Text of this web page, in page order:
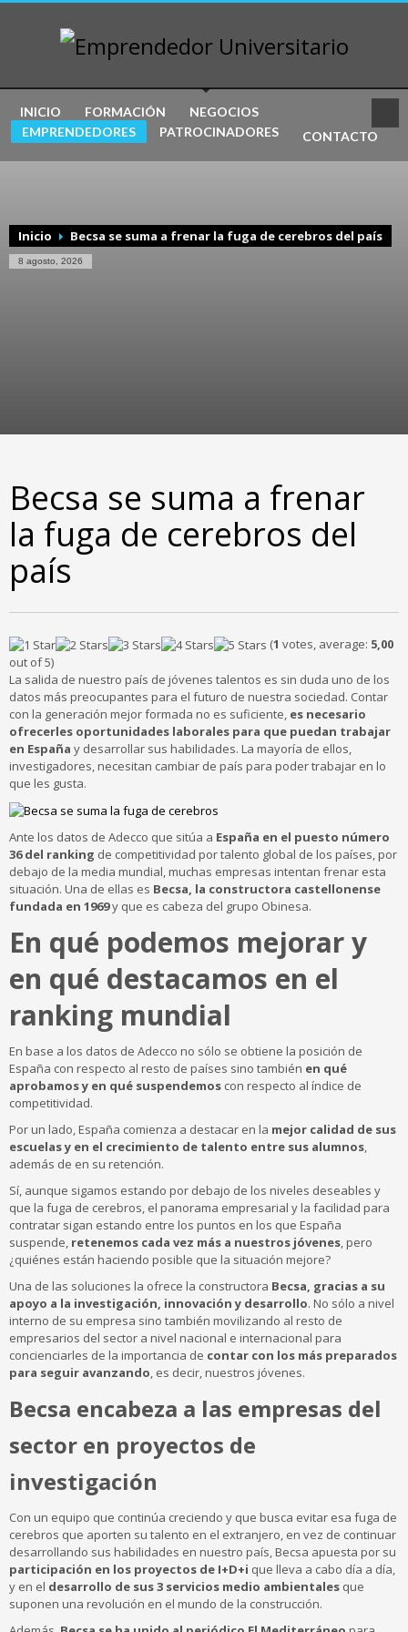
INICIO FORMACIÓN
NEGOCIOS
EMPRENDEDORES
PATROCINADORES CONTACTO
Inicio Becsa se suma a frenar la fuga de cerebros del país
8 agosto, 2026
Becsa se suma a frenar
la fuga de cerebros del
país
(1 votes, average: 5,00
out of 5)
La salida de nuestro país de jóvenes talentos es sin duda uno de los
datos más preocupantes para el futuro de nuestra sociedad. Contar
con la generación mejor formada no es suficiente, es necesario
ofrecerles oportunidades laborales para que puedan trabajar
en España y desarrollar sus habilidades. La mayoría de ellos,
investigadores, necesitan cambiar de país para poder trabajar en lo
que les gusta.
Ante los datos de Adecco que sitúa a España en el puesto número
36 del ranking de competitividad por talento global de los países, por
debajo de la media mundial, muchas empresas intentan frenar esta
situación. Una de ellas es Becsa, la constructora castellonense
fundada en 1969y que es cabeza del grupo Obinesa.
En qué podemos mejorar y
en qué destacamos en el
ranking mundial
En base a los datos de Adecco no sólo se obtiene la posición de
España con respecto al resto de países sino también en qué
aprobamos y en qué suspendemos con respecto al índice de
competitividad.
Por un lado, España comienza a destacar en la mejor calidad de sus
escuelas y en el crecimiento de talento entre sus alumnos,
además de en su retención.
Sí, aunque sigamos estando por debajo de los niveles deseables y
que la fuga de cerebros, el panorama empresarial y la facilidad para
contratar sigan estando entre los puntos en los que España
suspende, retenemos cada vez más a nuestros jóvenes, pero
¿quiénes están haciendo posible que la situación mejore?
Una de las soluciones la ofrece la constructora Becsa, gracias a su
apoyo a la investigación, innovación y desarrollo. No sólo a nivel
interno de su empresa sino también movilizando al resto de
empresarios del sector a nivel nacional e internacional para
concienciarles de la importancia de contar con los más preparados
para seguir avanzando, es decir, nuestros jóvenes.
Becsa encabeza a las empresas del
sector en proyectos de
investigación
Con un equipo que continúa creciendo y que busca evitar esa fuga de
cerebros que aporten su talento en el extranjero, en vez de continuar
desarrollando sus habilidades en nuestro país, Becsa apuesta por su
participación en los proyectos de I+D+i que lleva a cabo día a día,
y en el desarrollo de sus 3 servicios medio ambientales que
suponen una revolución en el mundo de la construcción.